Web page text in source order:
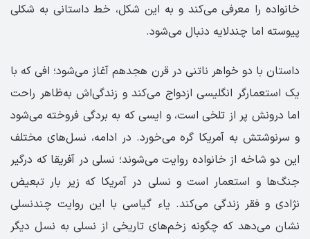
خانواده را معرفی می‌کند و به این شکل، خط داستانی به شکلی
پیوسته اما چندلایه دنبال می‌شود.
داستان با دو خواهر ناتنی در قرن هجدهم آغاز می‌شود؛ افی که با
یک استعمارگر انگلیسی ازدواج می‌کند و زندگی‌اش به‌ظاهر راحت
اما درونش پر از تلخی است، و ایسی که به بردگی فروخته می‌شود
و سرنوشتش به آمریکا گره می‌خورد. در ادامه، نسل‌های مختلف
این دو شاخه از خانواده روایت می‌شوند؛ نسلی در آفریقا که درگیر
جنگ‌ها و استعمار است و نسلی در آمریکا که زیر بار تبعیض
نژادی و فقر زندگی می‌کند. یاء گیاسی با این روایت چندنسلی
نشان می‌دهد که چگونه زخم‌های تاریخی از نسلی به نسل دیگر